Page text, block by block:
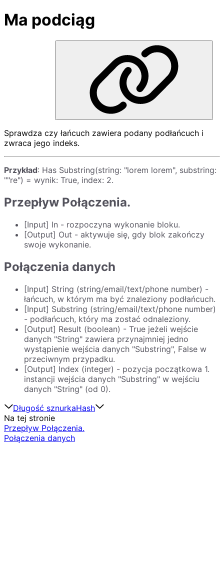
Ma podciąg
Sprawdza czy łańcuch zawiera podany podłańcuch i
zwraca jego indeks.
Przykład: Has Substring(string: "lorem lorem", substring:
""re") = wynik: True, index: 2.
Przepływ Połączenia.
[Input] In - rozpoczyna wykonanie bloku.
[Output] Out - aktywuje się, gdy blok zakończy
swoje wykonanie.
Połączenia danych
[Input] String (string/email/text/phone number) -
łańcuch, w którym ma być znaleziony podłańcuch.
[Input] Substring (string/email/text/phone number)
- podłańcuch, który ma zostać odnaleziony.
[Output] Result (boolean) - True jeżeli wejście
danych "String" zawiera przynajmniej jedno
wystąpienie wejścia danych "Substring", False w
przeciwnym przypadku.
[Output] Index (integer) - pozycja początkowa 1.
instancji wejścia danych "Substring" w wejściu
danych "String" (od 0).
Długość sznurkaHash
Na tej stronie
Przepływ Połączenia.
Połączenia danych